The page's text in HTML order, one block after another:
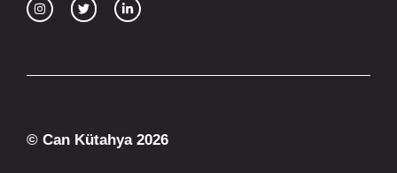
© Can Kütahya 2026